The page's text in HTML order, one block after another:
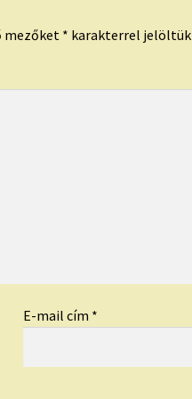
mezőket * karakterrel jelöltük
E-mail cím *